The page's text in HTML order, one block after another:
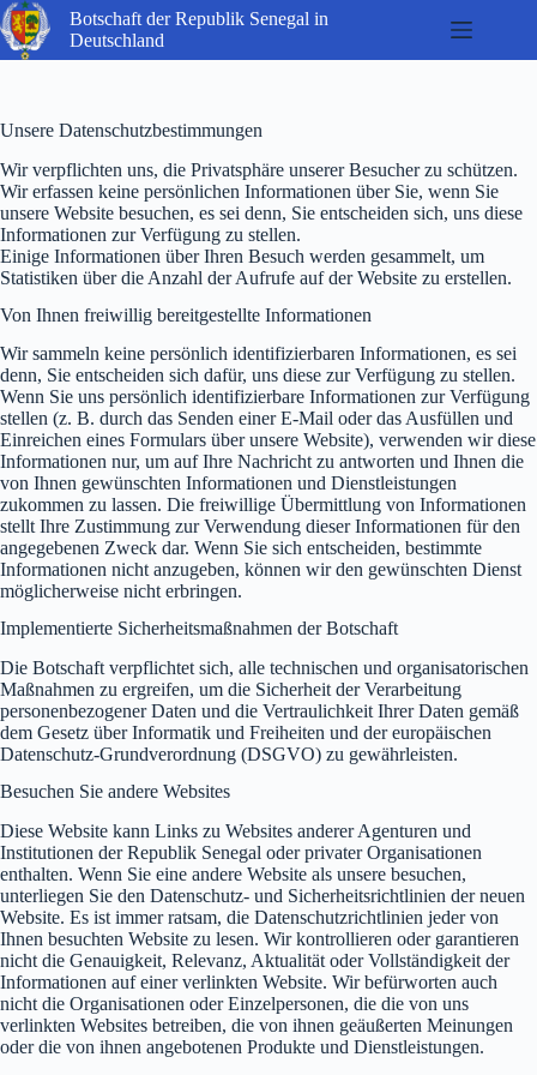
Passer
au
contenu
Botschaft der Republik Senegal in
Deutschland
Unsere Datenschutzbestimmungen
Wir verpflichten uns, die Privatsphäre unserer Besucher zu schützen.
Wir erfassen keine persönlichen Informationen über Sie, wenn Sie
unsere Website besuchen, es sei denn, Sie entscheiden sich, uns diese
Informationen zur Verfügung zu stellen.
Einige Informationen über Ihren Besuch werden gesammelt, um
Statistiken über die Anzahl der Aufrufe auf der Website zu erstellen.
Von Ihnen freiwillig bereitgestellte Informationen
Wir sammeln keine persönlich identifizierbaren Informationen, es sei
denn, Sie entscheiden sich dafür, uns diese zur Verfügung zu stellen.
Wenn Sie uns persönlich identifizierbare Informationen zur Verfügung
stellen (z. B. durch das Senden einer E-Mail oder das Ausfüllen und
Einreichen eines Formulars über unsere Website), verwenden wir diese
Informationen nur, um auf Ihre Nachricht zu antworten und Ihnen die
von Ihnen gewünschten Informationen und Dienstleistungen
zukommen zu lassen. Die freiwillige Übermittlung von Informationen
stellt Ihre Zustimmung zur Verwendung dieser Informationen für den
angegebenen Zweck dar. Wenn Sie sich entscheiden, bestimmte
Informationen nicht anzugeben, können wir den gewünschten Dienst
möglicherweise nicht erbringen.
Implementierte Sicherheitsmaßnahmen der Botschaft
Die Botschaft verpflichtet sich, alle technischen und organisatorischen
Maßnahmen zu ergreifen, um die Sicherheit der Verarbeitung
personenbezogener Daten und die Vertraulichkeit Ihrer Daten gemäß
dem Gesetz über Informatik und Freiheiten und der europäischen
Datenschutz-Grundverordnung (DSGVO) zu gewährleisten.
Besuchen Sie andere Websites
Diese Website kann Links zu Websites anderer Agenturen und
Institutionen der Republik Senegal oder privater Organisationen
enthalten. Wenn Sie eine andere Website als unsere besuchen,
unterliegen Sie den Datenschutz- und Sicherheitsrichtlinien der neuen
Website. Es ist immer ratsam, die Datenschutzrichtlinien jeder von
Ihnen besuchten Website zu lesen. Wir kontrollieren oder garantieren
nicht die Genauigkeit, Relevanz, Aktualität oder Vollständigkeit der
Informationen auf einer verlinkten Website. Wir befürworten auch
nicht die Organisationen oder Einzelpersonen, die die von uns
verlinkten Websites betreiben, die von ihnen geäußerten Meinungen
oder die von ihnen angebotenen Produkte und Dienstleistungen.